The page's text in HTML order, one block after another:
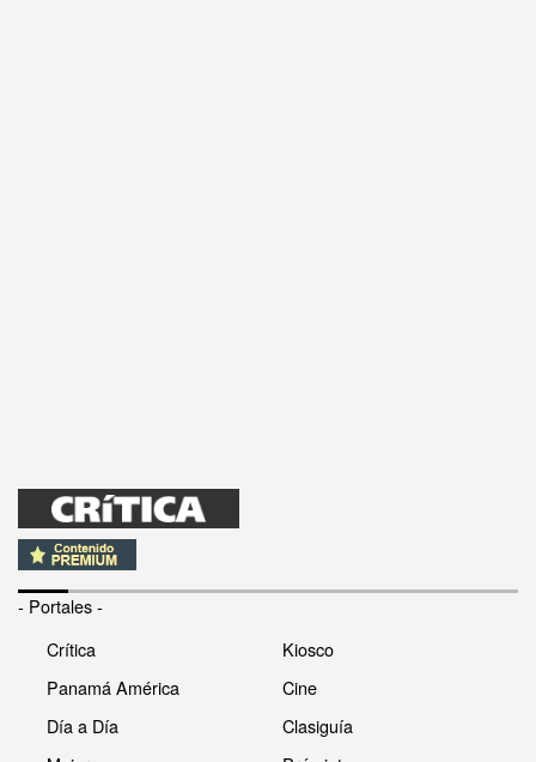
- Portales -
Crítica
Panamá América
Día a Día
Kiosco
Cine
Clasiguía